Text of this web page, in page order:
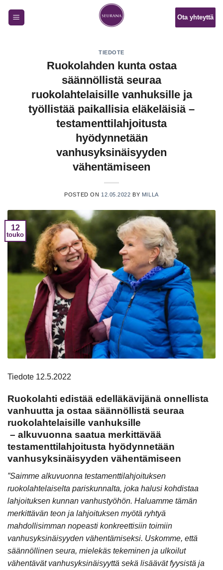
Ota yhteyttä
TIEDOTE
Ruokolahden kunta ostaa
säännöllistä seuraa
ruokolahtelaisille vanhuksille ja
työllistää paikallisia eläkeläisiä –
testamenttilahjoitusta
hyödynnetään
vanhusyksinäisyyden
vähentämiseen
POSTED ON 12.05.2022 BY MILLA
12
touko
Tiedote 12.5.2022
Ruokolahti edistää edelläkävijänä onnellista
vanhuutta ja ostaa säännöllistä seuraa
ruokolahtelaisille vanhuksille
– alkuvuonna saatua merkittävää
testamenttilahjoitusta hyödynnetään
vanhusyksinäisyyden vähentämiseen
”Saimme alkuvuonna testamenttilahjoituksen
ruokolahtelaiselta pariskunnalta, joka halusi kohdistaa
lahjoituksen kunnan vanhustyöhön. Haluamme tämän
merkittävän teon ja lahjoituksen myötä ryhtyä
mahdollisimman nopeasti konkreettisiin toimiin
vanhusyksinäisyyden vähentämiseksi. Uskomme, että
säännöllinen seura, mielekäs tekeminen ja ulkoilut
vähentävät vanhusyksinäisyyttä sekä lisäävät fyysistä ja